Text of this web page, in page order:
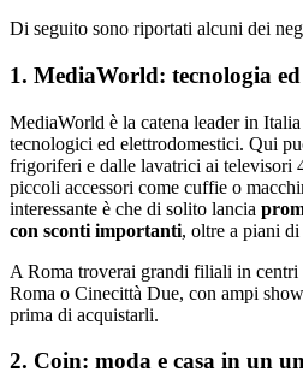
Di seguito sono riportati alcuni dei
1. MediaWorld: tecnologia
MediaWorld è la catena leader in
tecnologici ed elettrodomestici. Qui
frigoriferi e dalle lavatrici ai televisori
piccoli accessori come cuffie o
interessante è che di solito lancia
con sconti importanti, oltre a piani
A Roma troverai grandi filiali in centri
Roma o Cinecittà Due, con ampi
prima di acquistarli.
2. Coin: moda e casa in un